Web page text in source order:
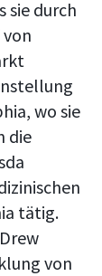
sie durch
wo sie
die
tätig.
von